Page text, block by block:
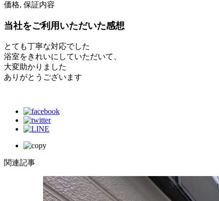
価格, 保証内容
当社をご利用いただいた感想
とても丁寧な対応でした
浴室をきれいにしていただいて、
大変助かりました
ありがとうございます
関連記事